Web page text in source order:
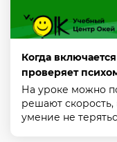
Когда
проверяет
На уроке можно
решают скорость,
умение не